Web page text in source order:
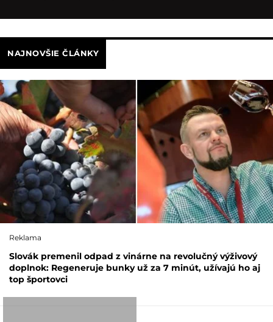
NAJNOVŠIE ČLÁNKY
Reklama
Slovák premenil odpad z vinárne na revolučný výživový
doplnok: Regeneruje bunky už za 7 minút, užívajú ho aj
top športovci